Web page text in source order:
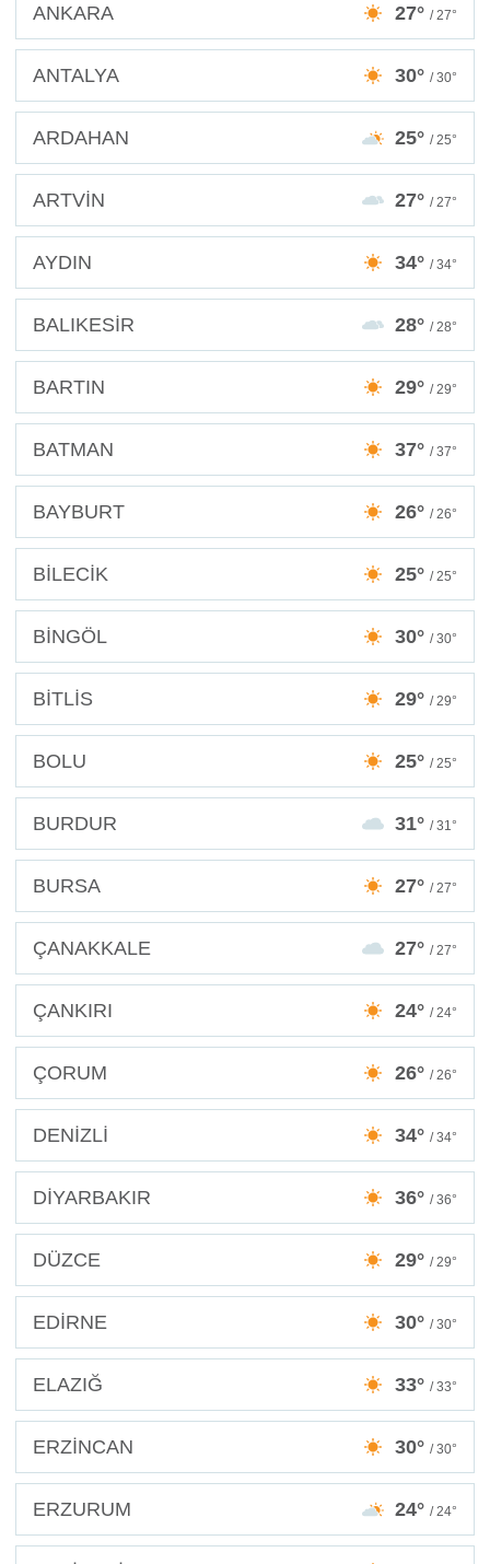
ANKARA 27° / 27°
ANTALYA 30° / 30°
ARDAHAN 25° / 25°
ARTVİN 27° / 27°
AYDIN 34° / 34°
BALIKESİR 28° / 28°
BARTIN 29° / 29°
BATMAN 37° / 37°
BAYBURT 26° / 26°
BİLECİK 25° / 25°
BİNGÖL 30° / 30°
BİTLİS 29° / 29°
BOLU 25° / 25°
BURDUR 31° / 31°
BURSA 27° / 27°
ÇANAKKALE 27° / 27°
ÇANKIRI 24° / 24°
ÇORUM 26° / 26°
DENİZLİ 34° / 34°
DİYARBAKIR 36° / 36°
DÜZCE 29° / 29°
EDİRNE 30° / 30°
ELAZIĞ 33° / 33°
ERZİNCAN 30° / 30°
ERZURUM 24° / 24°